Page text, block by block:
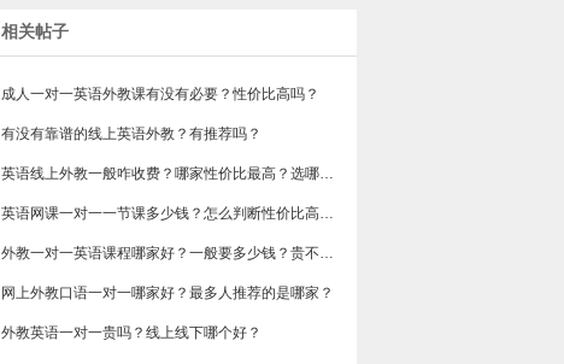
相关帖子
成人一对一英语外教课有没有必要？性价比高吗？
有没有靠谱的线上英语外教？有推荐吗？
英语线上外教一般咋收费？哪家性价比最高？选哪个不会踩雷？
英语网课一对一一节课多少钱？怎么判断性价比高不高？
​外教一对一英语课程哪家好？一般要多少钱？贵不贵？
​网上外教口语一对一哪家好？最多人推荐的是哪家？
外教英语一对一贵吗？线上线下哪个好？